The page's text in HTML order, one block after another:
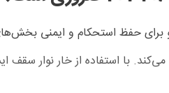
سقف پژو 206 207 ایساکو برای حفظ
با استفاده از خار نوار سقف